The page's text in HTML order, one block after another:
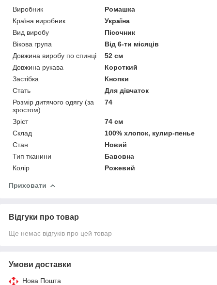
Виробник
Ромашка
Країна виробник
Україна
Вид виробу
Пісочник
Вікова група
Від 6-ти місяців
Довжина виробу по спинці
52 см
Довжина рукава
Короткий
Застібка
Кнопки
Стать
Для дівчаток
Розмір дитячого одягу (за
зростом)
74
Зріст
74 см
Склад
100% хлопок, кулир-пенье
Стан
Новий
Тип тканини
Бавовна
Колір
Рожевий
Приховати
Відгуки про товар
Ще немає відгуків про цей товар
Умови доставки
Нова Пошта